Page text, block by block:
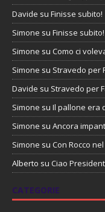
Davide su Finisse subito!
Simone su Finisse subito!
Simone su Como ci
Simone su Stravedo per
Davide su Stravedo per
Simone su Il pallone era
Simone su Ancora
Simone su Con Rocco
Alberto su Ciao
CATEGORIE